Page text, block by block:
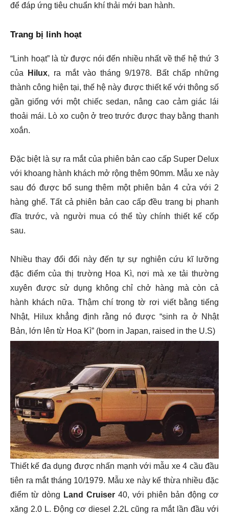
để đáp ứng tiêu chuẩn khí thải mới ban hành.
Trang bị linh hoạt
“Linh hoạt” là từ được nói đến nhiều nhất về thế hệ thứ 3
của
Hilux, ra mắt vào tháng 9/1978. Bất chấp những
thành công hiện tại, thế hệ này được thiết kế với thông số
gần giống với một chiếc sedan, nâng cao cảm giác lái
thoải mái. Lò xo cuộn ở treo trước được thay bằng thanh
xoắn.
Đặc biệt là sự ra mắt của phiên bản cao cấp Super Delux
với khoang hành khách mở rộng thêm 90mm. Mẫu xe này
sau đó được bổ sung thêm một phiên bản 4 cửa với 2
hàng ghế. Tất cả phiên bản cao cấp đều trang bị phanh
đĩa trước, và người mua có thể tùy chính thiết kế cốp
sau.
Nhiều thay đổi đổi này đến tự sự nghiên cứu kĩ lưỡng
đặc điểm của thị trường Hoa Kì, nơi mà xe tải thường
xuyên được sử dụng không chỉ chở hàng mà còn cả
hành khách nữa. Thậm chí trong tờ rơi viết bằng tiếng
Nhật, Hilux khẳng định rằng nó được “sinh ra ở Nhật
Bản, lớn lên từ Hoa Kì” (born in Japan, raised in the U.S)
Thiết kế đa dụng được nhấn mạnh với mẫu xe 4 cầu đầu
tiên ra mắt tháng 10/1979. Mẫu xe này kế thừa nhiều đặc
điểm từ dòng Land Cruiser 40, với phiên bản động cơ
xăng 2.0 L. Động cơ diesel 2.2L cũng ra mắt lần đầu với